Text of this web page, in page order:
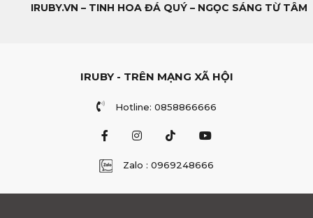
IRUBY.VN – TINH HOA ĐÁ QUÝ – NGỌC SÁNG TỪ TÂM
IRUBY - TRÊN MẠNG XÃ HỘI
Hotline: 0858866666
Zalo : 0969248666